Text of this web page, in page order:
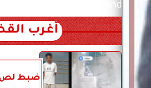
rss/~12.xml x0n not found
أغرب
ضبط لص